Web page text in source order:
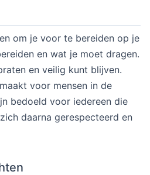
om je voor te bereiden op je
en wat je moet dragen.
en veilig kunt blijven.
voor mensen in de
bedoeld voor iedereen die
daarna gerespecteerd en